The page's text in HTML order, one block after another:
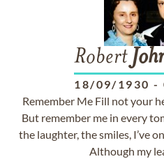
Robert
18/09/1930 -
Remember Me Fill not your
But remember me in every
the laughter, the smiles, I’ve
Although my